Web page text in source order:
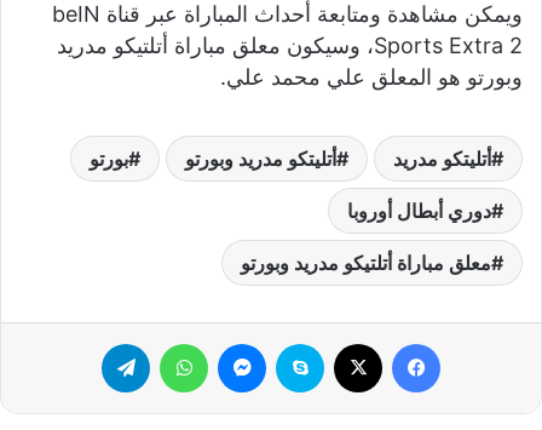
ويمكن مشاهدة ومتابعة أحداث المباراة عبر قناة beIN
Sports Extra 2، وسيكون معلق مباراة أتلتيكو مدريد
وبورتو هو المعلق علي محمد علي.
أتليتكو مدريد أتليتكو مدريد وبورتو بورتو
دوري أبطال أوروبا
معلق مباراة أتلتيكو مدريد وبورتو
فيسبوك سكايب ماسنجر واتساب